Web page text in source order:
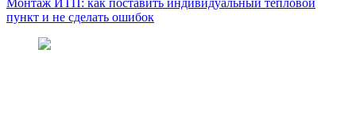
Монтаж ИТП: как поставить индивидуальный тепловой
пункт и не сделать ошибок